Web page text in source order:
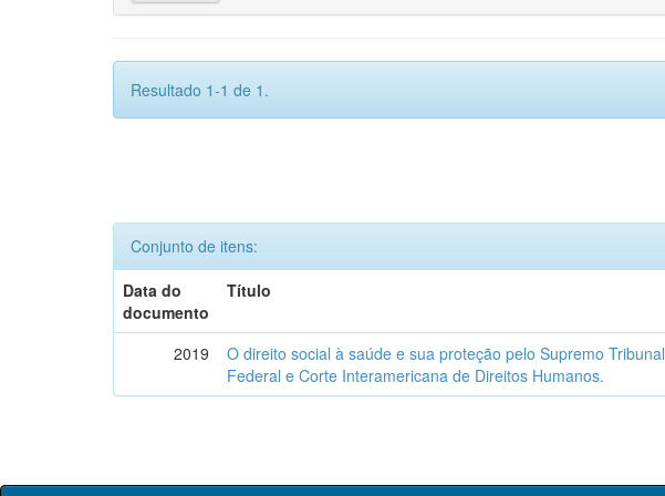
Resultado 1-1 de 1.
Conjunto de itens:
Data do
documento
Título
2019
O direito social à saúde e sua proteção pelo Supremo Tribunal
Federal e Corte Interamericana de Direitos Humanos.